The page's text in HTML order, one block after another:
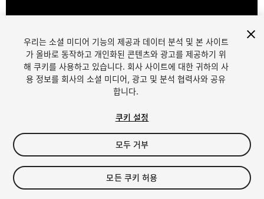
1/3
$4.99
세금/부가세는 결제 시 반영됩니다.
우리는 소셜 미디어 기능의 제공과 데이터 분석 및 본 사이트
가 올바로 동작하고 개인화된 콘텐츠와 광고를 제공하기 위
해 쿠키를 사용하고 있습니다. 회사 사이트에 대한 귀하의 사
용 정보를 회사의 소셜 미디어, 광고 및 분석 협력사와 공유
합니다.
쿠키 설정
모두 거부
모든 쿠키 허용